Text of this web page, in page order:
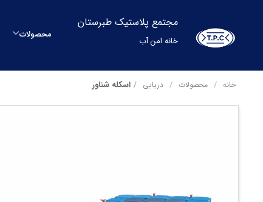
مجتمع پلاستیک طبرستان
خانه امن آب
محصولات
خانه محصولات دریایی اسکله شناور